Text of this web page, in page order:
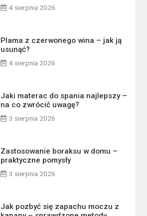
4 sierpnia 2026
Plama z czerwonego wina – jak ją
usunąć?
4 sierpnia 2026
Jaki materac do spania najlepszy –
na co zwrócić uwagę?
3 sierpnia 2026
Zastosowanie boraksu w domu –
praktyczne pomysły
3 sierpnia 2026
Jak pozbyć się zapachu moczu z